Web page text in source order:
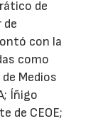
de
de
con la
como
Medios
Íñigo
de CEOE;